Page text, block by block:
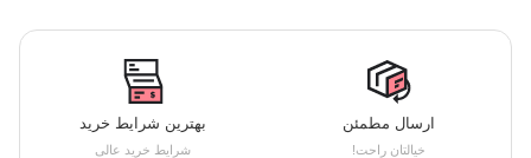
ارسال مطمئن
خیالتان راحت!
بهترین شرایط خرید
شرایط خرید عالی